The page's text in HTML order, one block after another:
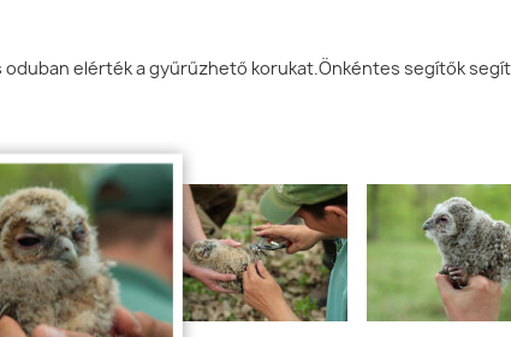
elérték a gyűrűzhető korukat.Önkéntes segítők